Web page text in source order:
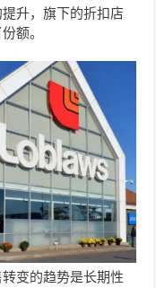
升，旗下的折扣店
额。
变的趋势是长期性